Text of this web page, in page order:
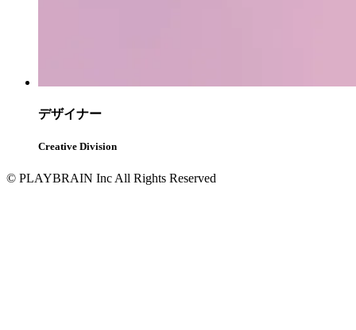
デザイナー
Creative Division
© PLAYBRAIN Inc All Rights Reserved